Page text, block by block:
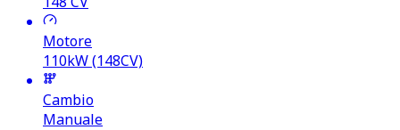
Motore
110kW (148CV)
Cambio
Manuale